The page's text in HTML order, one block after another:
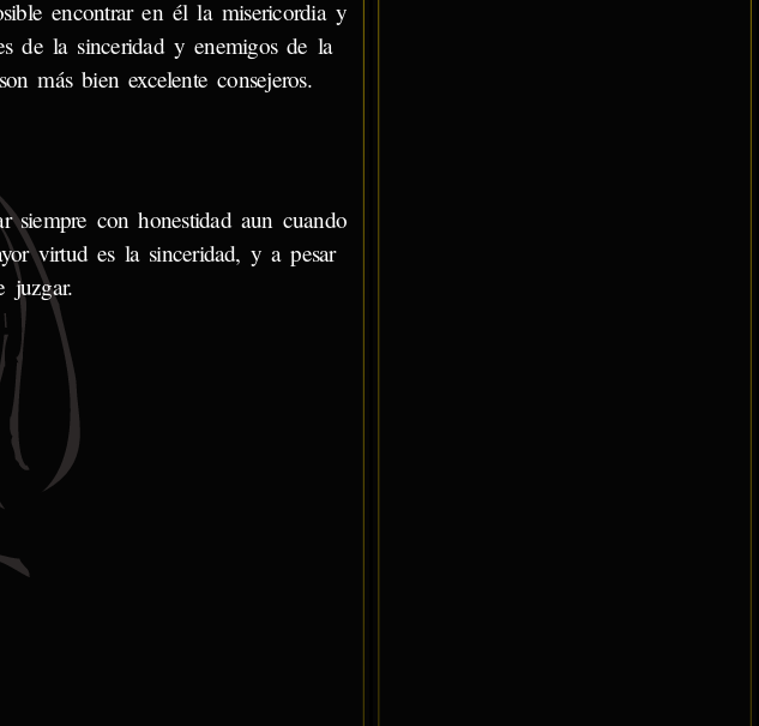
encontrar en él la misericordia y
de la sinceridad y enemigos de la
más bien excelente consejeros.
siempre con honestidad aun cuando
virtud es la sinceridad, y a pesar
juzgar.